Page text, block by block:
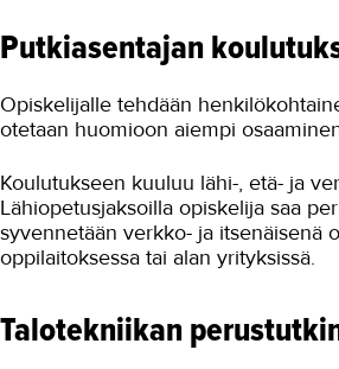
Putkiasentajan
Opiskelijalle tehdään
otetaan huomioon aiempi
Koulutukseen kuuluu lähi-, etä- ja
Lähiopetusjaksoilla opiskelija saa
syvennetään verkko- ja itsenäisenä
oppilaitoksessa tai alan yrityksissä.
Talotekniikan